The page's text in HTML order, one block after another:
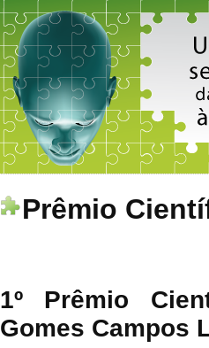
Prêmio
1º Prêmio
Gomes Campos